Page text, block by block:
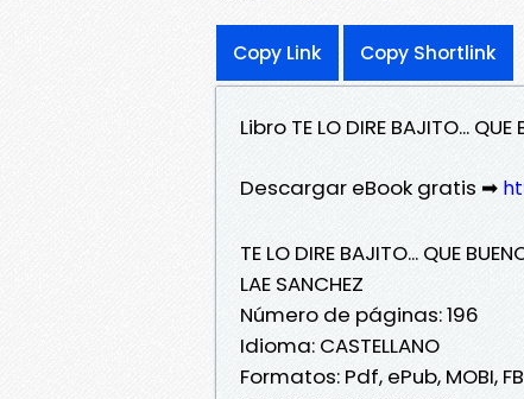
Copy Link Copy Shortlink
Libro TE LO DIRE BAJITO...
Descargar eBook gratis ➡
TE LO DIRE BAJITO... QUE
LAE SANCHEZ
Número de páginas: 196
Idioma: CASTELLANO
Formatos: Pdf, ePub, MOBI,